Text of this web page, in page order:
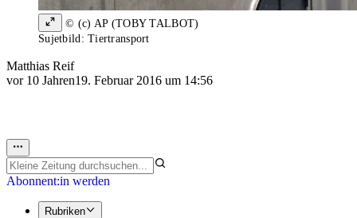
© (c) AP (TOBY TALBOT)
Sujetbild: Tiertransport
Matthias Reif
vor 10 Jahren19. Februar 2016 um 14:56
Abonnent:in werden
Rubriken